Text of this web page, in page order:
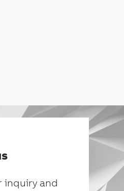
inquiry and